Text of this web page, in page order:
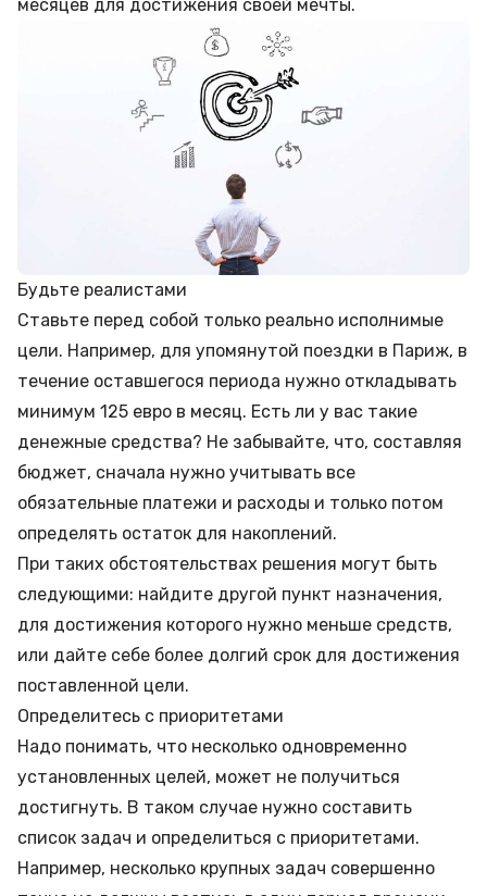
месяцев для достижения своей мечты.
Будьте реалистами
Ставьте перед собой только реально исполнимые
цели. Например, для упомянутой поездки в Париж, в
течение оставшегося периода нужно откладывать
минимум 125 евро в месяц. Есть ли у вас такие
денежные средства? Не забывайте, что, составляя
бюджет, сначала нужно учитывать все
обязательные платежи и расходы и только потом
определять остаток для накоплений.
При таких обстоятельствах решения могут быть
следующими: найдите другой пункт назначения,
для достижения которого нужно меньше средств,
или дайте себе более долгий срок для достижения
поставленной цели.
Определитесь с приоритетами
Надо понимать, что несколько одновременно
установленных целей, может не получиться
достигнуть. В таком случае нужно составить
список задач и определиться с приоритетами.
Например, несколько крупных задач совершенно